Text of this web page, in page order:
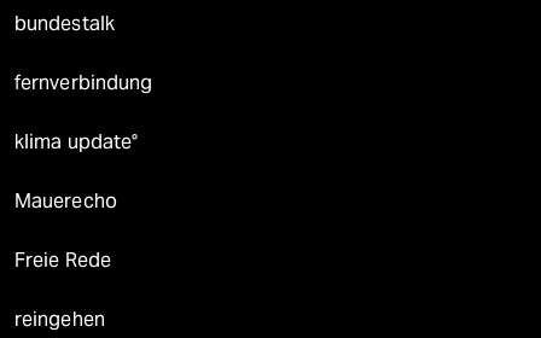
bundestalk
fernverbindung
klima update°
Mauerecho
Freie Rede
reingehen